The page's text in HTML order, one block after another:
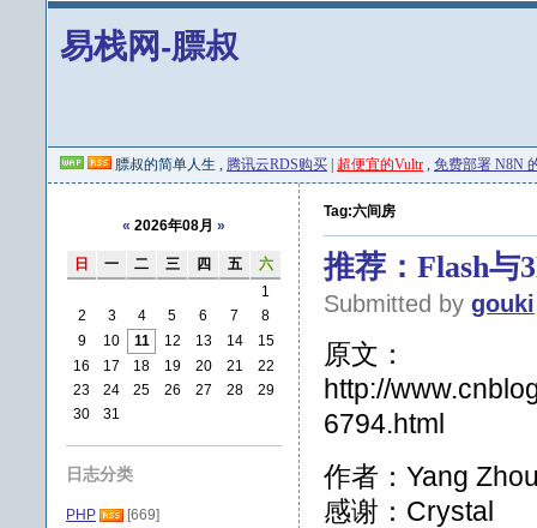
易栈网-膘叔
膘叔的简单人生 , 腾讯云RDS购买 超便宜的Vultr , 免费部署 N8N
Tag:六间房
推荐：Flash与
Submitted by gouki
原文：
http://
6794.html
作者：Yang
感谢：Crystal
« 2026年08月 »
日 一 二 三 四 五
六
1
2
3 4 5 6 7
8
9
10 11 12 13 14
15
16
17 18 19 20 21
22
23
24 25 26 27 28
29
30
31
日志分类
PHP
[669]